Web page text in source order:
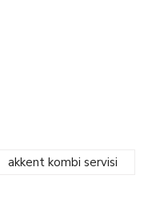
akkent kombi servisi